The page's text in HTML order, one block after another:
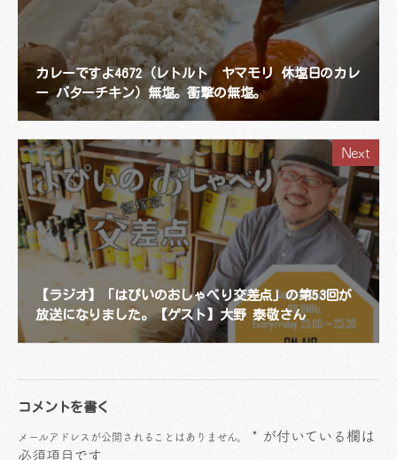
カレーですよ4672（レトルト ヤマモリ 休塩日のカレ
ー バターチキン）無塩。衝撃の無塩。
Next
【ラジオ】「はぴいのおしゃべり交差点」の第53回が
放送になりました。【ゲスト】大野 泰敬さん
コメントを書く
メールアドレスが公開されることはありません。 * が付いている欄は
必須項目です